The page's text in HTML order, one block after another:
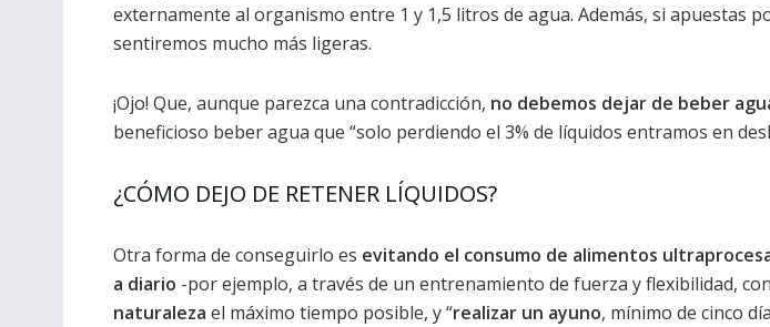
externamente al organismo entre 1 y 1,5 litros de agua. Además, si apuestas
sentiremos mucho más ligeras.
¡Ojo! Que, aunque parezca una contradicción, no debemos dejar de beber
beneficioso beber agua que “solo perdiendo el 3% de líquidos entramos en
¿CÓMO DEJO DE RETENER LÍQUIDOS?
Otra forma de conseguirlo es evitando el consumo de alimentos
a diario -por ejemplo, a través de un entrenamiento de fuerza y flexibilidad,
naturaleza el máximo tiempo posible, y “realizar un ayuno, mínimo de cinco